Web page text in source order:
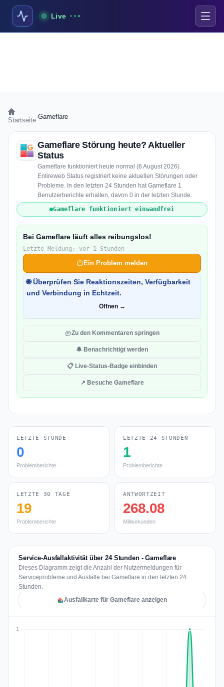
Live
Startseite Gameflare
Gameflare Störung heute? Aktueller
Status
Gameflare funktioniert heute normal (6 August 2026).
Entireweb Status registriert keine aktuellen Störungen oder
Probleme. In den letzten 24 Stunden hat Gameflare 1
Benutzerberichte erhalten, davon 0 in der letzten Stunde.
Gameflare funktioniert einwandfrei
Bei Gameflare läuft alles reibungslos!
Letzte Meldung: vor 1 Stunden
Ein Problem melden
🌐 Überprüfen Sie Reaktionszeiten, Verfügbarkeit
und Verbindung in Echtzeit.
Öffnen →
Zu den Kommentaren springen
🔔 Benachrichtigt werden
📋 Live-Status-Badge einbinden
↗ Besuche Gameflare
LETZTE STUNDE
0
Problemberichte
LETZTE 24 STUNDEN
1
Problemberichte
LETZTE 30 TAGE
19
Problemberichte
ANTWORTZEIT
268.08
Millisekunden
Service-Ausfallaktivität über 24 Stunden - Gameflare
Dieses Diagramm zeigt die Anzahl der Nutzermeldungen für
Serviceprobleme und Ausfälle bei Gameflare in den letzten 24
Stunden.
Ausfallkarte für Gameflare anzeigen